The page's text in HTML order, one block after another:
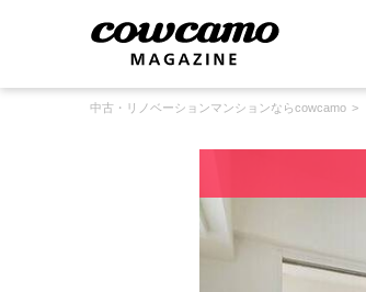
中古・リノベーションマンションならcowcamo